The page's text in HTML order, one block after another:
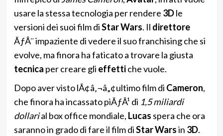
usare la stessa tecnologia per rendere 3Dle
versioni dei suoi film diStar Wars. Il direttore
ÃƒÂ¨ impaziente di vedere il suo franchising che si
evolve, ma finora ha faticato a trovare la giusta
tecnica per creare gli effettiche vuole.
Dopo aver visto lÃ¢â‚¬â„¢ultimo film di Cameron,
che finora ha incassato piÃƒÂ¹ di 1,5 miliardi
dollarial box office mondiale, Lucas spera che ora
saranno in grado di fare il film diStar Warsin 3D.